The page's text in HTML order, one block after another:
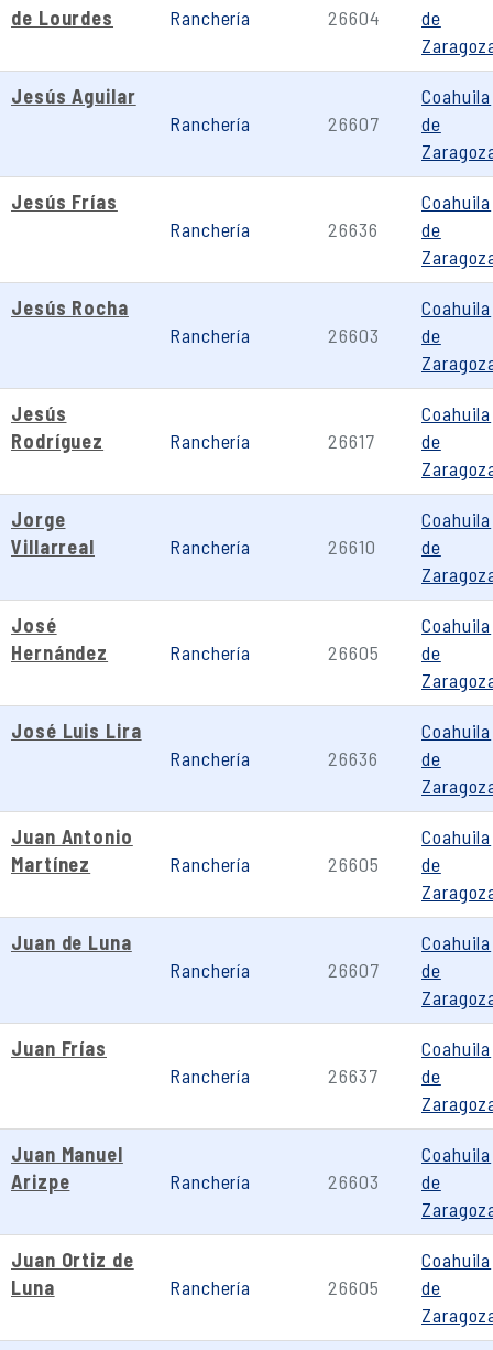
de Lourdes
Ranchería 26604
de
Jesús Aguilar
Ranchería
26607
Coahuila
de
Jesús Frías
Ranchería
26636
Coahuila
de
Jesús Rocha
Ranchería
26603
Coahuila
de
Jesús
Rodríguez
Ranchería 26617
Coahuila
de
Jorge
Villarreal
Ranchería 26610
Coahuila
de
José
Hernández
Ranchería 26605
Coahuila
de
José Luis Lira
Ranchería
26636
Coahuila
de
Juan Antonio
Martínez
Ranchería 26605
Coahuila
de
Juan de Luna
Ranchería
26607
Coahuila
de
Juan Frías
Ranchería
26637
Coahuila
de
Juan Manuel
Arizpe
Ranchería 26603
Coahuila
de
Juan Ortiz de
Luna
Ranchería 26605
Coahuila
de